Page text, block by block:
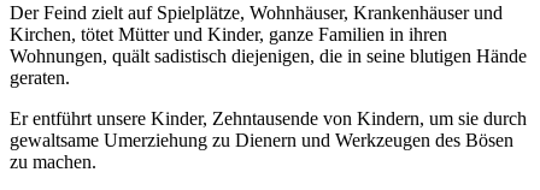
Der Feind zielt auf Spielplätze, Wohnhäuser, Krankenhäuser und
Kirchen, tötet Mütter und Kinder, ganze Familien in ihren
Wohnungen, quält sadistisch diejenigen, die in seine blutigen Hände
geraten.
Er entführt unsere Kinder, Zehntausende von Kindern, um sie durch
gewaltsame Umerziehung zu Dienern und Werkzeugen des Bösen
zu machen.